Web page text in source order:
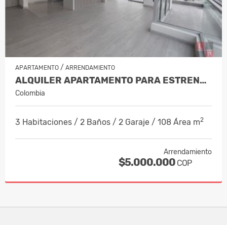
APARTAMENTO / ARRENDAMIENTO
ALQUILER APARTAMENTO PARA ESTRENAR SA…
Colombia
3 Habitaciones / 2 Baños / 2 Garaje / 108 Área m2
Arrendamiento
$5.000.000 COP